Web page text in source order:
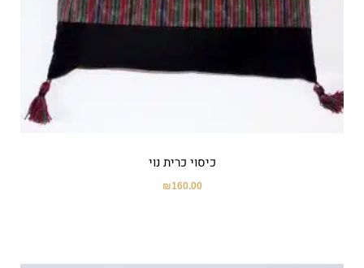
כיסוי כרית נוי
₪160.00